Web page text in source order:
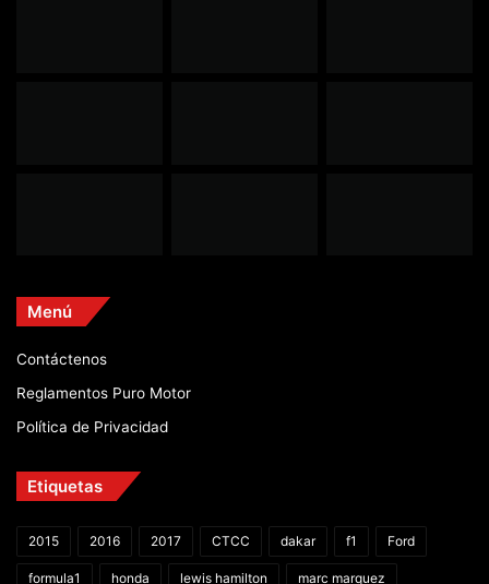
Menú
Contáctenos
Reglamentos Puro Motor
Política de Privacidad
Etiquetas
2015 2016 2017 CTCC dakar f1 Ford
formula1 honda lewis hamilton marc marquez